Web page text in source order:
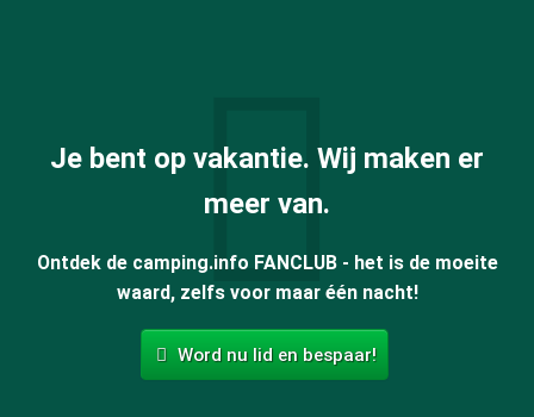
Je bent op vakantie. Wij maken er
meer van.
Ontdek de camping.info FANCLUB - het is de moeite
waard, zelfs voor maar één nacht!
Word nu lid en bespaar!